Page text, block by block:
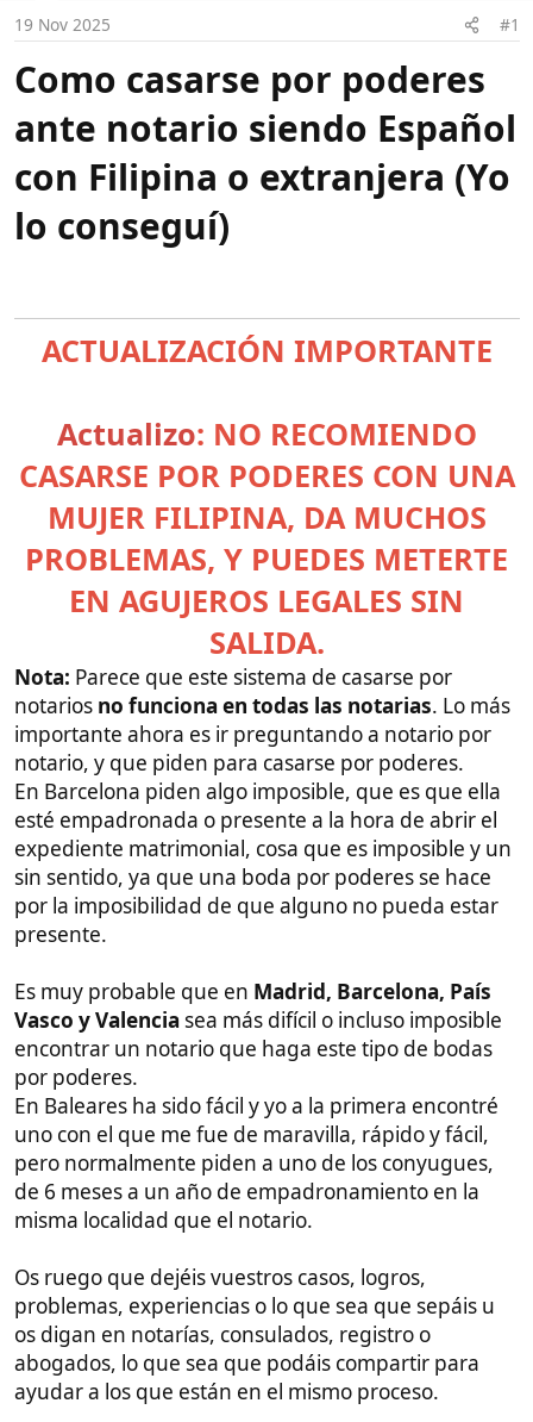
i
ante notario siendo Español
con Filipina o extranjera (Yo
lo conseguí)
ACTUALIZACIÓN IMPORTANTE
CASARSE POR PODERES CON UNA
PROBLEMAS, Y PUEDES METERTE
EN AGUJEROS LEGALES SIN
SALIDA.
Nota:Parece que este sistema de casarse por
notarios no funciona en todas las notarias . Lo más
importante ahora es ir preguntando a notario por
notario, y que piden para casarse por poderes.
En Barcelona piden algo imposible, que es que ella
esté empadronada o presente a la hora de abrir el
expediente matrimonial, cosa que es imposible y un
sin sentido, ya que una boda por poderes se hace
por la imposibilidad de que alguno no pueda estar
presente.
Es muy probable que en Madrid, Barcelona, País
Vasco y Valenciasea más difícil o incluso imposible
encontrar un notario que haga este tipo de bodas
por poderes.
En Baleares ha sido fácil y yo a la primera encontré
uno con el que me fue de maravilla, rápido y fácil,
pero normalmente piden a uno de los conyugues,
misma localidad que el notario.
Os ruego que dejéis vuestros casos, logros,
problemas, experiencias o lo que sea que sepáis u
os digan en notarías, consulados, registro o
abogados, lo que sea que podáis compartir para
ayudar a los que están en el mismo proceso.
Gracias
Buenas mis queridos amigos.Sí, tal como dice el
título,me casé con una mujer Filipina después de 4
años de relación, y os voy a hacer una guía de como
casarse con una mujer extranjera (u hombre) por
poderes (a distancia, tú en España y ella en Filipinas